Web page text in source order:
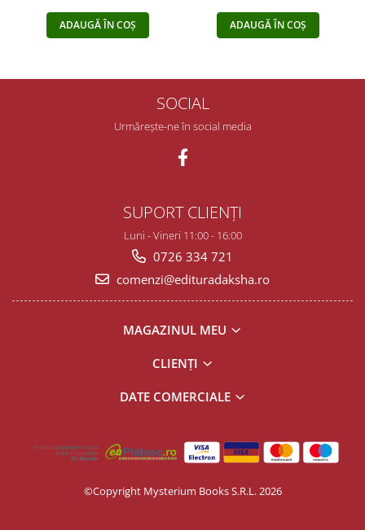
ADAUGĂ ÎN COȘ ADAUGĂ ÎN COȘ
SOCIAL
Urmărește-ne în social media
SUPORT CLIENȚI
Luni - Vineri 11:00 - 16:00
0726 334 721
comenzi@edituradaksha.ro
MAGAZINUL MEU
CLIENȚI
DATE COMERCIALE
©Copyright Mysterium Books S.R.L. 2026